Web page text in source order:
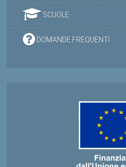
SCUOLE
DOMANDE FREQUENTI